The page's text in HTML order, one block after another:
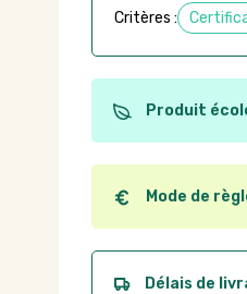
Critères :
Produit
Ce produit est
recyclables. Ces
utilisation.
conception.
Mode de
Quel que soit le
Good Act.
Paiement CB
Délais de